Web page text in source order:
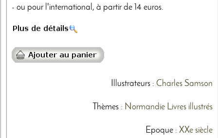
- ou pour l'international, à partir de 14 euros.
Illustrateurs: Charles Samson
Thèmes: Normandie Livres illustrés
Epoque : XXe siècle